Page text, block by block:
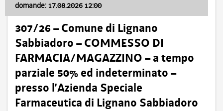
domande: 17.08.2026 12:00
307/26 – Comune di Lignano
Sabbiadoro – COMMESSO DI
FARMACIA/MAGAZZINO – a tempo
parziale 50% ed indeterminato –
presso l’Azienda Speciale
Farmaceutica di Lignano Sabbiadoro